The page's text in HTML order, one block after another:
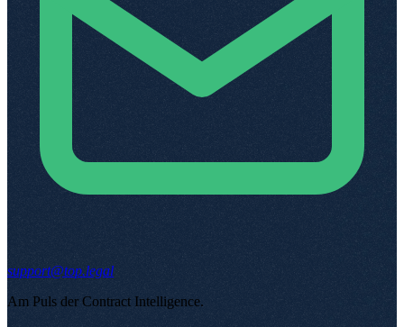
support@top.legal
Am Puls der Contract Intelligence.